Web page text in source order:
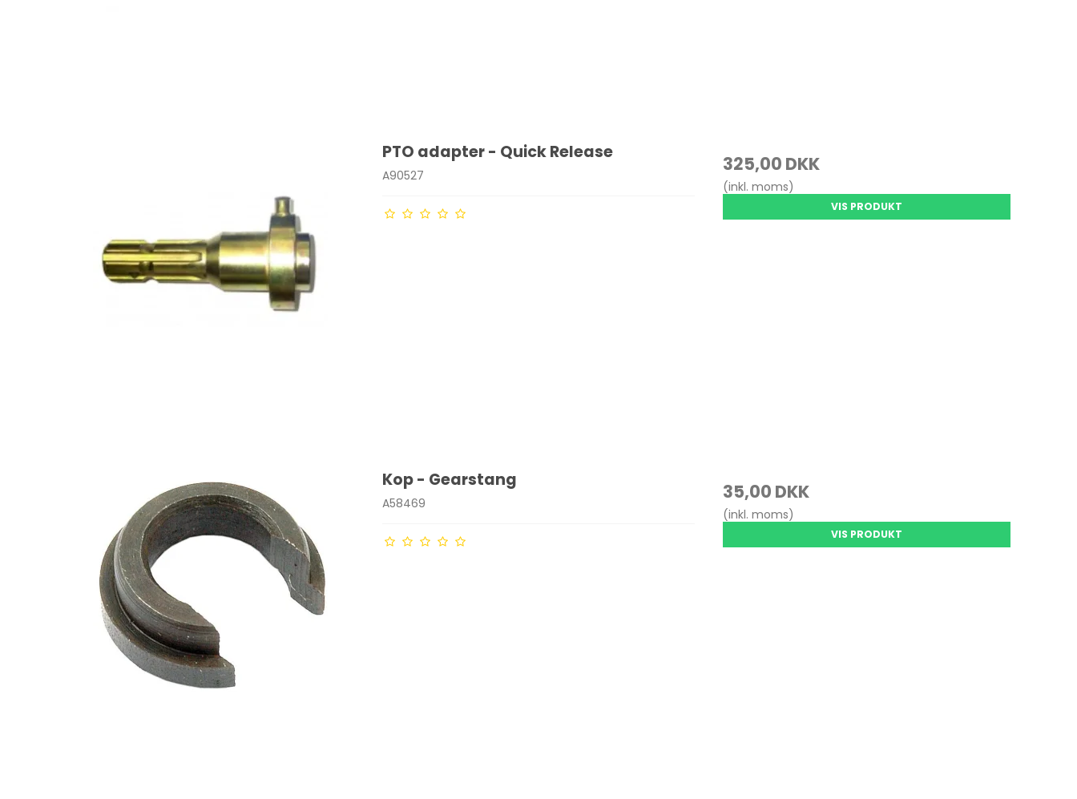
PTO adapter - Quick Release
A90527 325,00 DKK
(inkl. moms)
VIS PRODUKT
Kop - Gearstang
A58469 35,00 DKK
(inkl. moms)
VIS PRODUKT